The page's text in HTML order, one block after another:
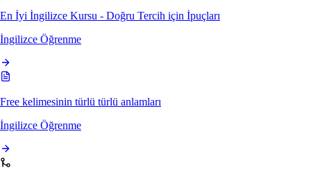
En İyi İngilizce Kursu - Doğru Tercih için İpuçları
İngilizce Öğrenme
Free kelimesinin türlü türlü anlamları
İngilizce Öğrenme